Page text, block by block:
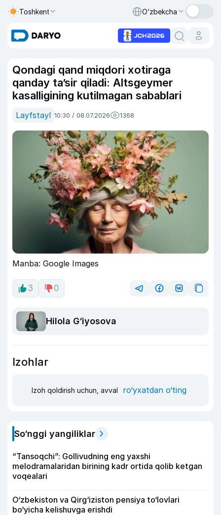
Toshkent O‘zbekcha
Qondagi qand miqdori xotiraga
qanday ta’sir qiladi: Altsgeymer
kasalligining kutilmagan sabablari
Layfstayl 10:30 / 08.07.2026 1368
Manba: Google Images
3 0
Hilola G‘iyosova
Izohlar
Izoh qoldirish uchun, avval ro‘yxatdan o‘ting
So‘nggi yangiliklar
“Tansoqchi”: Gollivudning eng yaxshi
melodramalaridan birining kadr ortida qolib ketgan
voqealari
O‘zbekiston va Qirg‘iziston pensiya to‘lovlari
bo‘yicha kelishuvga erishdi